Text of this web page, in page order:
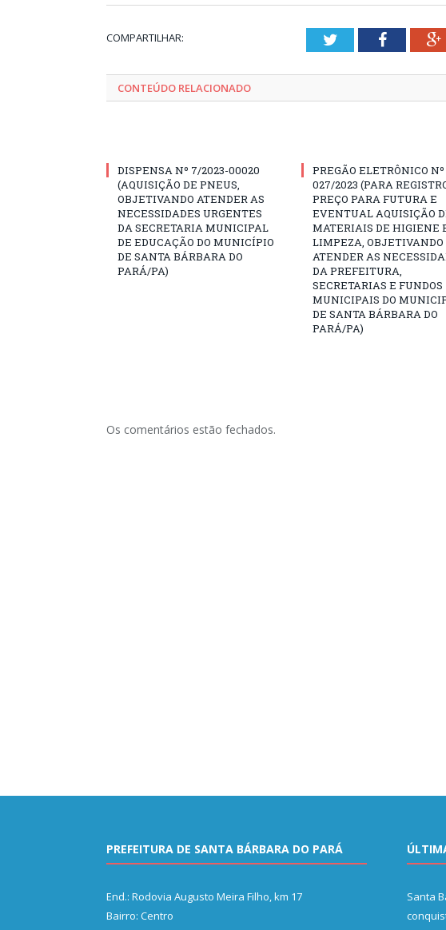
COMPARTILHAR: TwitterFacebook
CONTEÚDO RELACIONADO
DISPENSA Nº 7/2023-00020
(AQUISIÇÃO DE PNEUS,
OBJETIVANDO ATENDER AS
NECESSIDADES URGENTES
DA SECRETARIA MUNICIPAL
DE EDUCAÇÃO DO MUNICÍPIO
DE SANTA BÁRBARA DO
PARÁ/PA)
PREGÃO ELETRÔNICO Nº
027/2023 (PARA
PREÇO PARA FUTURA E
EVENTUAL AQUISIÇÃO
MATERIAIS DE HIGIENE
LIMPEZA, OBJETIVANDO
ATENDER AS
DA PREFEITURA,
SECRETARIAS E FUNDOS
MUNICIPAIS DO
DE SANTA BÁRBARA DO
PARÁ/PA)
Os comentários estão fechados.
PREFEITURA DE SANTA BÁRBARA DO PARÁ
End.: Rodovia Augusto Meira Filho, km 17
Bairro: Centro
Santa